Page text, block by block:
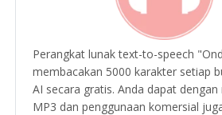
Perangkat lunak text-to-speech
membacakan 5000 karakter setiap
AI secara gratis. Anda dapat
MP3 dan penggunaan komersial